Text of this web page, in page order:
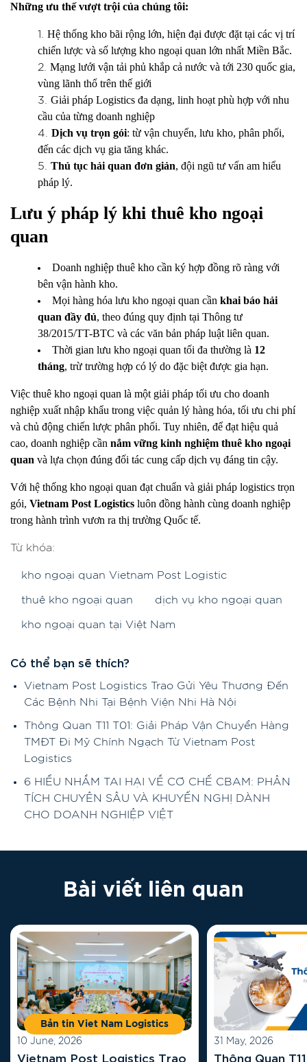
Những ưu thế vượt trội của chúng tôi:
Hệ thống kho bãi rộng lớn, hiện đại được đặt tại các vị trí
chiến lược và số lượng kho ngoại quan lớn nhất Miền Bắc.
Mạng lưới vận tải phủ khắp cả nước và tới 230 quốc gia,
vùng lãnh thổ trên thế giới
Giải pháp Logistics đa dạng, linh hoạt phù hợp với nhu
cầu của từng doanh nghiệp
Dịch vụ trọn gói: từ vận chuyển, lưu kho, phân phối,
đến các dịch vụ gia tăng khác.
Thủ tục hải quan đơn giản, đội ngũ tư vấn am hiểu
pháp lý.
Lưu ý pháp lý khi thuê kho ngoại
quan
Doanh nghiệp thuê kho cần ký hợp đồng rõ ràng với
bên vận hành kho.
Mọi hàng hóa lưu kho ngoại quan cần khai báo hải
quan đầy đủ, theo đúng quy định tại Thông tư
38/2015/TT-BTC và các văn bản pháp luật liên quan.
Thời gian lưu kho ngoại quan tối đa thường là 12
tháng, trừ trường hợp có lý do đặc biệt được gia hạn.
Việc thuê kho ngoại quan là một giải pháp tối ưu cho doanh
nghiệp xuất nhập khẩu trong việc quản lý hàng hóa, tối ưu chi phí
và chủ động chiến lược phân phối. Tuy nhiên, để đạt hiệu quả
cao, doanh nghiệp cần nắm vững kinh nghiệm thuê kho ngoại
quan và lựa chọn đúng đối tác cung cấp dịch vụ đáng tin cậy.
Với hệ thống kho ngoại quan đạt chuẩn và giải pháp logistics trọn
gói, Vietnam Post Logistics luôn đồng hành cùng doanh nghiệp
trong hành trình vươn ra thị trường Quốc tế.
Từ khóa:
kho ngoại quan Vietnam Post Logistic
thuê kho ngoại quan dịch vụ kho ngoại quan
kho ngoại quan tại Việt Nam
Có thể bạn sẽ thích?
Vietnam Post Logistics Trao Gửi Yêu Thương Đến
Các Bệnh Nhi Tại Bệnh Viện Nhi Hà Nội
Thông Quan T11 T01: Giải Pháp Vận Chuyển Hàng
TMĐT Đi Mỹ Chính Ngạch Từ Vietnam Post
Logistics
6 HIỂU NHẦM TAI HẠI VỀ CƠ CHẾ CBAM: PHÂN
TÍCH CHUYÊN SÂU VÀ KHUYẾN NGHỊ DÀNH
CHO DOANH NGHIỆP VIỆT
Bài viết liên quan
Bản tin Viet Nam Logistics
10 June, 2026
Vietnam Post Logistics Trao
31 May, 2026
Thông Quan